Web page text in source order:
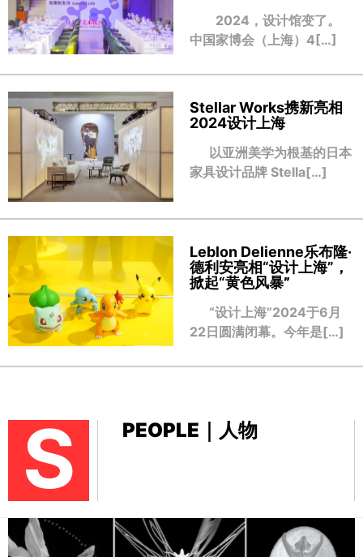
2024，设计馆变了。
中国家博会（上海）4[…]
Stellar Works携新亮相
2024设计上海
以亚洲美学为根基的日本
家具设计品牌 Stella[…]
Leblon Delienne乐布隆·
德利安亮相“设计上海”，
掀起“黄色风暴”
“设计上海”2024于6月
22日圆满闭幕。今年是[…]
S PEOPLE｜人物